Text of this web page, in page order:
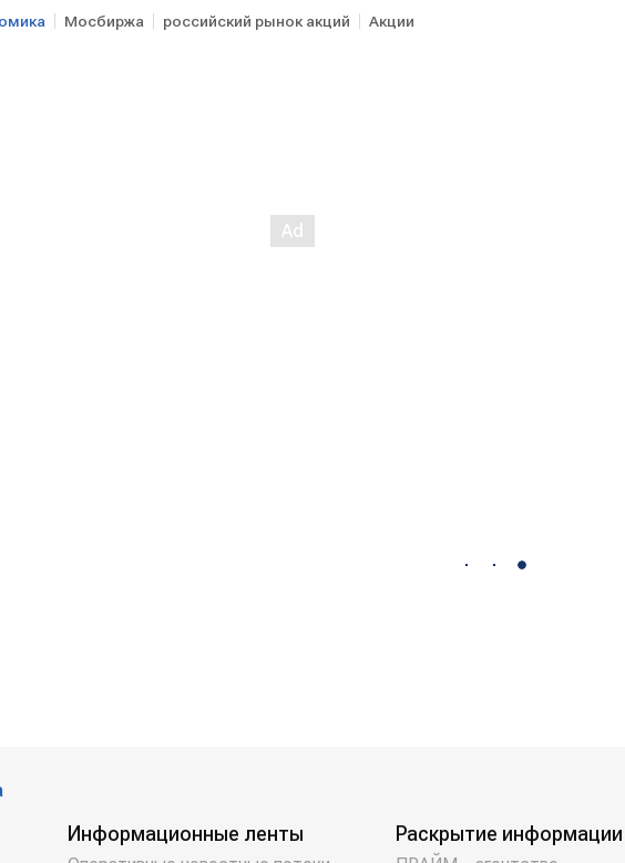
Мосбиржа российский рынок акций Акции
Информационные ленты Раскрытие информации